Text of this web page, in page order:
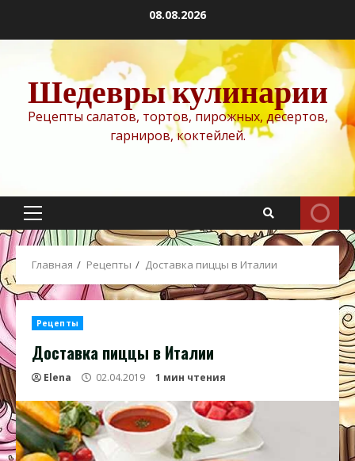
содержимому
08.08.2026
Шедевры кулинарии
Рецепты салатов, тортов, пирожных, десертов,
гарниров, коктейлей.
Основное
меню
Главная Рецепты Доставка пиццы в Италии
Рецепты
Доставка пиццы в Италии
Elena 02.04.2019 1 мин чтения